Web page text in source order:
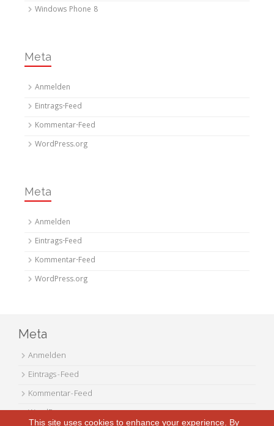
Windows Phone 8
Meta
Anmelden
Eintrags-Feed
Kommentar-Feed
WordPress.org
Meta
Anmelden
Eintrags-Feed
Kommentar-Feed
WordPress.org
This site uses cookies to enhance your experience. By
Meta
Anmelden
Eintrags-Feed
Kommentar-Feed
WordPress.org